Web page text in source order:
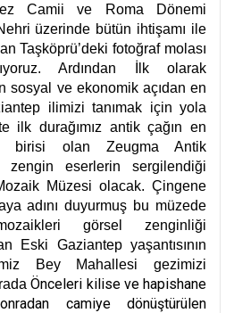
Camii ve Roma Dönemi
üzerinde bütün ihtişamı ile
Taşköprü’deki fotoğraf molası
Ardından İlk olarak
sosyal ve ekonomik açıdan en
ilimizi tanımak için yola
ilk durağımız antik çağın en
birisi olan Zeugma Antik
zengin eserlerin sergilendiği
Müzesi olacak. Çingene
adını duyurmuş bu müzede
görsel zenginliği
Eski Gaziantep yaşantısının
Bey Mahallesi gezimizi
Önceleri kilise ve hapishane
camiye dönüştürülen